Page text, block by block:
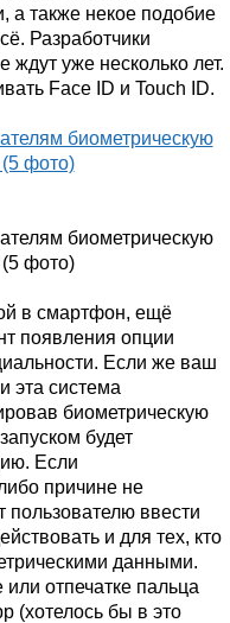
а также некое подобие
Разработчики
уже несколько лет.
Face ID и Touch ID.
в смартфон, ещё
появления опции
Если же ваш
эта система
биометрическую
будет
Если
причине не
ввести
и для тех, кто
данными.
отпечатке пальца
(хотелось бы в это